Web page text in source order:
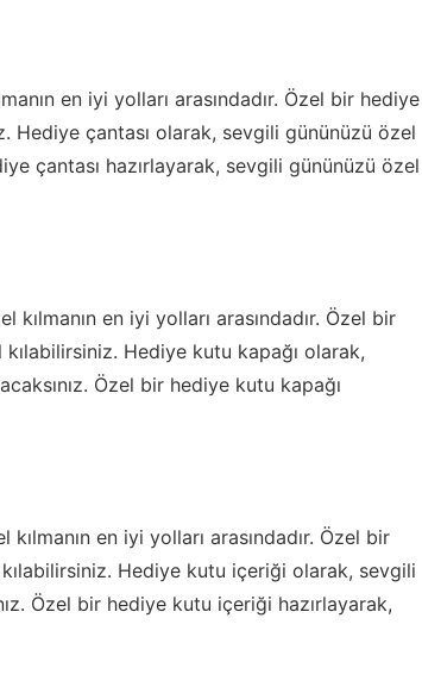
en iyi yolları arasındadır. Özel bir hediye
Hediye çantası olarak, sevgili gününüzü özel
çantası hazırlayarak, sevgili gününüzü özel
en iyi yolları arasındadır. Özel bir
Hediye kutu kapağı olarak,
Özel bir hediye kutu kapağı
en iyi yolları arasındadır. Özel bir
Hediye kutu içeriği olarak, sevgili
Özel bir hediye kutu içeriği hazırlayarak,